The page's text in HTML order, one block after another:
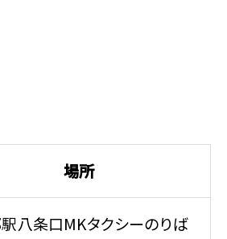
場所
八条口MKタクシーのりば